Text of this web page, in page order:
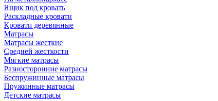
Ящик под кровать
Раскладные кровати
Кровати деревянные
Матрасы
Матрасы жесткие
Средней жесткости
Мягкие матрасы
Разносторонние матрасы
Беспружинные матрасы
Пружинные матрасы
Детские матрасы